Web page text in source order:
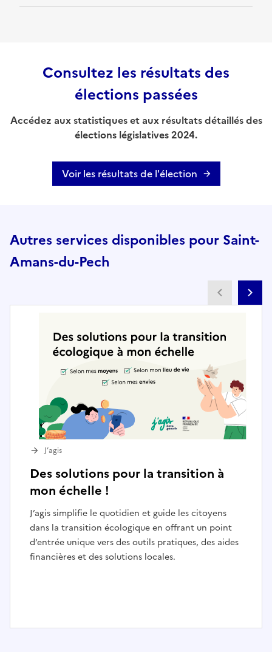
Consultez les résultats des
élections passées
Accédez aux statistiques et aux résultats détaillés des
élections législatives 2024.
Voir les résultats de l'élection
Autres services disponibles pour Saint-
Amans-du-Pech
Des solutions pour la transition à
mon échelle !
J’agis simplifie le quotidien et guide les citoyens
dans la transition écologique en offrant un point
d’entrée unique vers des outils pratiques, des aides
financières et des solutions locales.
J’agis